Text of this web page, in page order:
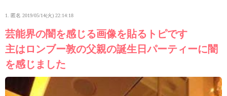
1. 匿名 2019/05/14(火) 22:14:18
芸能界の闇を感じる画像を貼るトピです
主はロンブー敦の父親の誕生日パーティーに闇
を感じました